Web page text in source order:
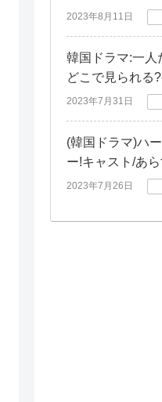
2023年8月11日
韓国ドラマ:一人
どこで見られる
2023年7月31日
(韓国ドラマ)ハ
ー!キャスト/あ
2023年7月26日